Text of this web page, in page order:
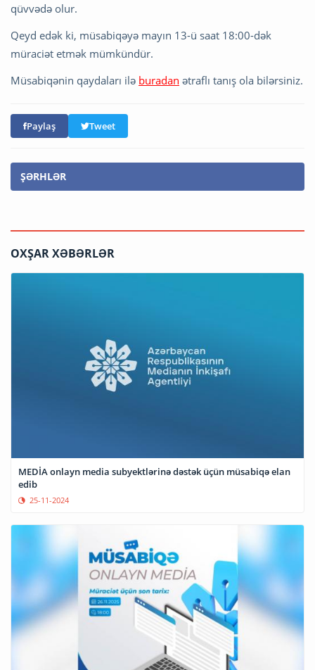
qüvvədə olur.
Qeyd edək ki, müsabiqəyə mayın 13-ü saat 18:00-dək
müraciət etmək mümkündür.
Müsabiqənin qaydaları ilə buradan ətraflı tanış ola bilərsiniz.
Paylaş Tweet
ŞƏRHLƏR
OXŞAR XƏBƏRLƏR
MEDİA onlayn media subyektlərinə dəstək üçün müsabiqə elan
edib
25-11-2024